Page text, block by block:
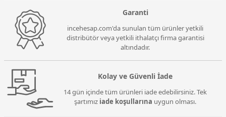
Garanti
incehesap.com'da sunulan tüm ürünler yetkili
distribütör veya yetkili ithalatçı firma garantisi
altındadır.
Kolay ve Güvenli İade
14 gün içinde tüm ürünleri iade edebilirsiniz. Tek
şartımız iade koşullarına uygun olması.